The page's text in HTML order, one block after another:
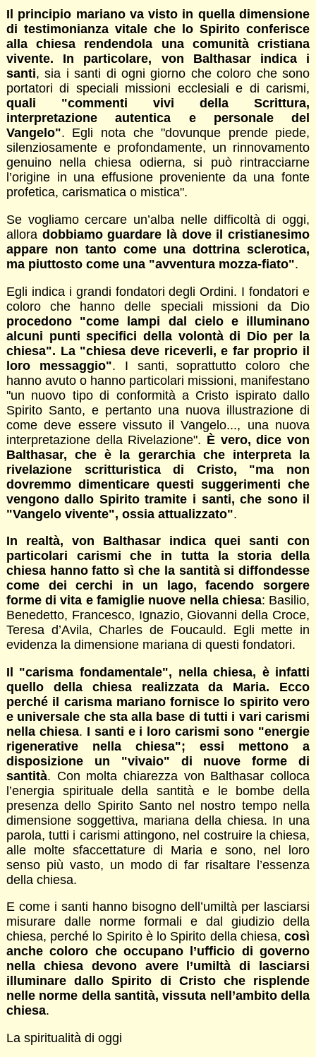
Il principio mariano va visto in quella dimensione
di testimonianza vitale che lo Spirito conferisce
alla chiesa rendendola una comunità cristiana
vivente. In particolare, von Balthasar indica i
santi, sia i santi di ogni giorno che coloro che sono
portatori di speciali missioni ecclesiali e di carismi,
quali "commenti vivi della Scrittura,
interpretazione autentica e personale del
Vangelo". Egli nota che "dovunque prende piede,
silenziosamente e profondamente, un rinnovamento
genuino nella chiesa odierna, si può rintracciarne
l’origine in una effusione proveniente da una fonte
profetica, carismatica o mistica".
Se vogliamo cercare un’alba nelle difficoltà di oggi,
allora dobbiamo guardare là dove il cristianesimo
appare non tanto come una dottrina sclerotica,
ma piuttosto come una "avventura mozza-fiato".
Egli indica i grandi fondatori degli Ordini. I fondatori e
coloro che hanno delle speciali missioni da Dio
procedono "come lampi dal cielo e illuminano
alcuni punti specifici della volontà di Dio per la
chiesa". La "chiesa deve riceverli, e far proprio il
loro messaggio". I santi, soprattutto coloro che
hanno avuto o hanno particolari missioni, manifestano
"un nuovo tipo di conformità a Cristo ispirato dallo
Spirito Santo, e pertanto una nuova illustrazione di
come deve essere vissuto il Vangelo..., una nuova
interpretazione della Rivelazione". È vero, dice von
Balthasar, che è la gerarchia che interpreta la
rivelazione scritturistica di Cristo, "ma non
dovremmo dimenticare questi suggerimenti che
vengono dallo Spirito tramite i santi, che sono il
"Vangelo vivente", ossia attualizzato".
In realtà, von Balthasar indica quei santi con
particolari carismi che in tutta la storia della
chiesa hanno fatto sì che la santità si diffondesse
come dei cerchi in un lago, facendo sorgere
forme di vita e famiglie nuove nella chiesa: Basilio,
Benedetto, Francesco, Ignazio, Giovanni della Croce,
Teresa d’Avila, Charles de Foucauld. Egli mette in
evidenza la dimensione mariana di questi fondatori.
Il "carisma fondamentale", nella chiesa, è infatti
quello della chiesa realizzata da Maria. Ecco
perché il carisma mariano fornisce lo spirito vero
e universale che sta alla base di tutti i vari carismi
nella chiesa. I santi e i loro carismi sono "energie
rigenerative nella chiesa"; essi mettono a
disposizione un "vivaio" di nuove forme di
santità. Con molta chiarezza von Balthasar colloca
l’energia spirituale della santità e le bombe della
presenza dello Spirito Santo nel nostro tempo nella
dimensione soggettiva, mariana della chiesa. In una
parola, tutti i carismi attingono, nel costruire la chiesa,
alle molte sfaccettature di Maria e sono, nel loro
senso più vasto, un modo di far risaltare l’essenza
della chiesa.
E come i santi hanno bisogno dell’umiltà per lasciarsi
misurare dalle norme formali e dal giudizio della
chiesa, perché lo Spirito è lo Spirito della chiesa,così
anche coloro che occupano l’ufficio di governo
nella chiesa devono avere l’umiltà di lasciarsi
illuminare dallo Spirito di Cristo che risplende
nelle norme della santità, vissuta nell’ambito della
chiesa.
La spiritualità di oggi